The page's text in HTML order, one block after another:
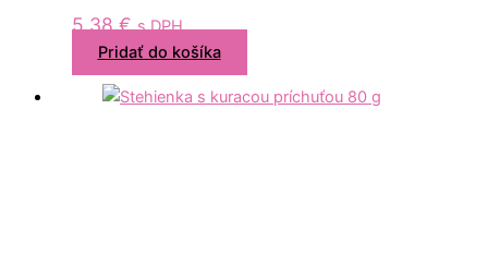
5,38€ s DPH
Pridať do košíka